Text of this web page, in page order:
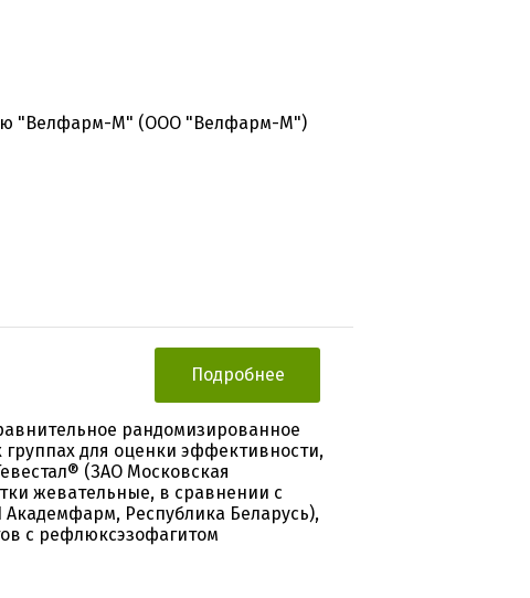
"Велфарм-М" (ООО "Велфарм-М")
Подробнее
рандомизированное
для оценки эффективности,
(ЗАО Московская
жевательные, в сравнении с
Республика Беларусь),
с рефлюксэзофагитом